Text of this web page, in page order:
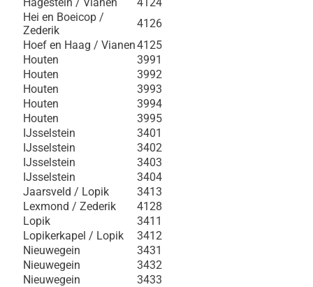
Hei en Boeicop /
Zederik
4126
Hoef en Haag / Vianen4125
Houten
3991
Houten
3992
Houten
3993
Houten
3994
Houten
3995
IJsselstein
3401
IJsselstein
3402
IJsselstein
3403
IJsselstein
3404
Jaarsveld / Lopik
3413
Lexmond / Zederik
4128
Lopik
3411
Lopikerkapel / Lopik
3412
Nieuwegein
3431
Nieuwegein
3432
Nieuwegein
3433